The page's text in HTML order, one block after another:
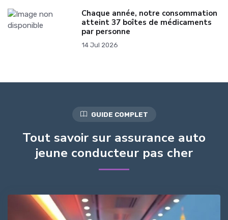
Chaque année, notre consommation
atteint 37 boîtes de médicaments
par personne
14 Jul 2026
GUIDE COMPLET
Tout savoir sur assurance auto
jeune conducteur pas cher